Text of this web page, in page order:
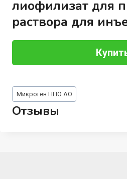
лиофилизат для
раствора для
Метки
записи:
Микроген НПО АО
Отзывы